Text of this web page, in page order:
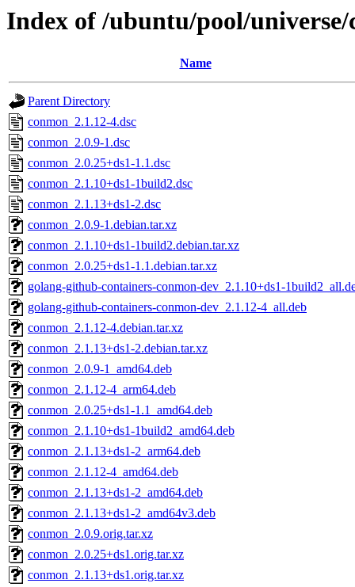
Index of /ubuntu/pool/universe/
Name
Parent Directory
conmon_2.1.12-4.dsc
conmon_2.0.9-1.dsc
conmon_2.0.25+ds1-1.1.dsc
conmon_2.1.10+ds1-1build2.dsc
conmon_2.1.13+ds1-2.dsc
conmon_2.0.9-1.debian.tar.xz
conmon_2.1.10+ds1-1build2.debian.tar.xz
conmon_2.0.25+ds1-1.1.debian.tar.xz
golang-github-containers-conmon-dev_2.1.10+ds1-
golang-github-containers-conmon-dev_2.1.12-4_all.deb
conmon_2.1.12-4.debian.tar.xz
conmon_2.1.13+ds1-2.debian.tar.xz
conmon_2.0.9-1_amd64.deb
conmon_2.1.12-4_arm64.deb
conmon_2.0.25+ds1-1.1_amd64.deb
conmon_2.1.10+ds1-1build2_amd64.deb
conmon_2.1.13+ds1-2_arm64.deb
conmon_2.1.12-4_amd64.deb
conmon_2.1.13+ds1-2_amd64.deb
conmon_2.1.13+ds1-2_amd64v3.deb
conmon_2.0.9.orig.tar.xz
conmon_2.0.25+ds1.orig.tar.xz
conmon_2.1.13+ds1.orig.tar.xz